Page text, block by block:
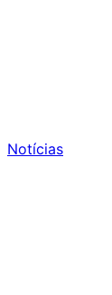
Notícias